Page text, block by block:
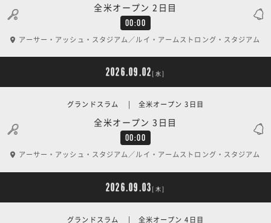
00:00
全米オープン 2日目
アーサー・アッシュ・スタジアム／ルイ・アームストロング・スタジアム
2026.09.02 [水]
00:00
全米オープン 3日目
グランドスラム | 全米オープン 3日目
アーサー・アッシュ・スタジアム／ルイ・アームストロング・スタジアム
2026.09.03 [木]
グランドスラム | 全米オープン 4日目